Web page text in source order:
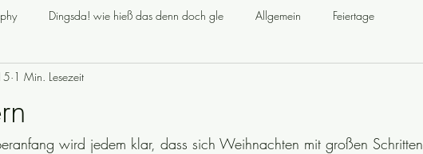
Dingsda! wie hieß das denn doch gle Allgemein Feiertage
glögg Jul
riksdagsval schwedische Grammatik Politik samhälle
1 Min. Lesezeit
wird jedem klar, dass sich Weihnachten mit großen Schritten